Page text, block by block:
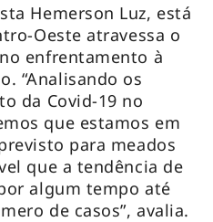
Hemerson Luz, está
Oeste atravessa o
enfrentamento à
“Analisando os
da Covid-19 no
que estamos em
para meados
que a tendência de
algum tempo até
de casos”, avalia.